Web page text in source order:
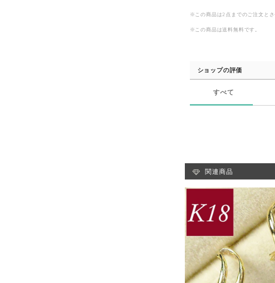
※この商品は2点までのご注文とさ
※この商品は送料無料です。
ショップの評価
すべて
関連商品